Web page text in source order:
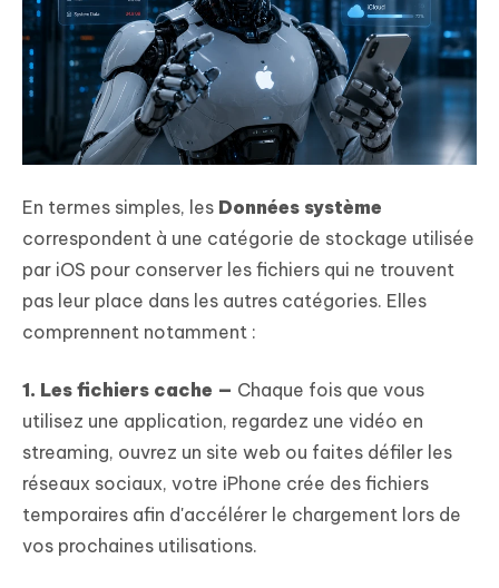
En termes simples, les Données système
correspondent à une catégorie de stockage utilisée
par iOS pour conserver les fichiers qui ne trouvent
pas leur place dans les autres catégories. Elles
comprennent notamment :
1. Les fichiers cache — Chaque fois que vous
utilisez une application, regardez une vidéo en
streaming, ouvrez un site web ou faites défiler les
réseaux sociaux, votre iPhone crée des fichiers
temporaires afin d'accélérer le chargement lors de
vos prochaines utilisations.